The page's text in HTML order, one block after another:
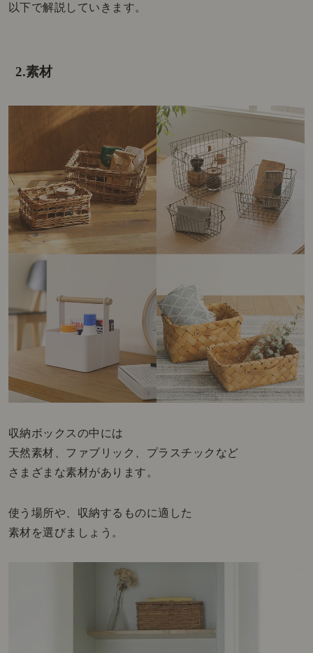
以下で解説していきます。
2.素材
収納ボックスの中には
天然素材、ファブリック、プラスチックなど
さまざまな素材があります。
使う場所や、収納するものに適した
素材を選びましょう。